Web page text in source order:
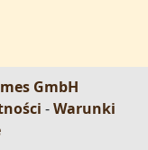
GmbH
-Warunki